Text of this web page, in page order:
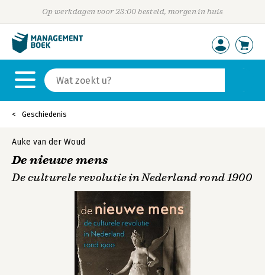
Op werkdagen voor 23:00 besteld, morgen in huis
Geschiedenis
Auke van der Woud
De nieuwe mens
De culturele revolutie in Nederland rond 1900